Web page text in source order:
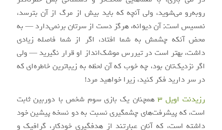
روبه‌رو می‌شوید، ولی آنچه که باید بیش از مرگ از آن بترسد،
نمسیس است; آن دیوانه، هرگز دست از سرتان برنمی‌دارد — به
محض آنکه چشمش به شما افتاد، اگر از شما فاصله زیادی
داشت، بهتر است در تیررس موشک‌انداز او قرار نگیرید — ولی
اگر نزدیک‌تان بود، چه خوب که آن لحظه به زیباترین خاطره‌ای که
در سر دارید فکر کنید، زیرا خواهید مرد!
رزیدنت اویل ۳
همچنان یک بازی سوم شخص با دوربین ثابت
است، که پیشرفت‌های چشمگیری نسبت به دو نسخه پیشین خود
داشته است، که آنان عبارتند از هدفگیری خودکار، گرافیک و